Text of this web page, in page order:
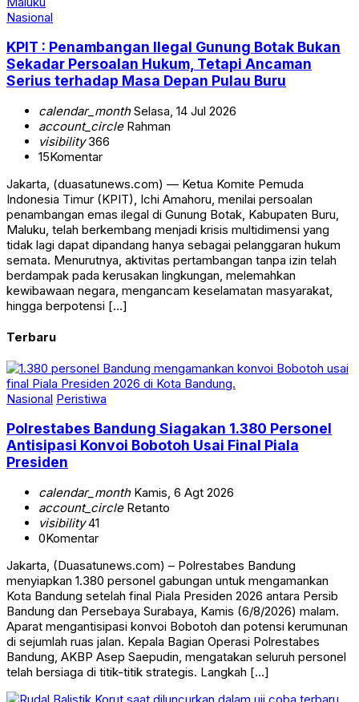
Nasional
KPIT : Penambangan Ilegal Gunung Botak Bukan
Sekadar Persoalan Hukum, Tetapi Ancaman
Serius terhadap Masa Depan Pulau Buru
calendar_monthSelasa, 14 Jul 2026
account_circleRahman
visibility366
15Komentar
Jakarta, (duasatunews.com) — Ketua Komite Pemuda
Indonesia Timur (KPIT), Ichi Amahoru, menilai persoalan
penambangan emas ilegal di Gunung Botak, Kabupaten Buru,
Maluku, telah berkembang menjadi krisis multidimensi yang
tidak lagi dapat dipandang hanya sebagai pelanggaran hukum
semata. Menurutnya, aktivitas pertambangan tanpa izin telah
berdampak pada kerusakan lingkungan, melemahkan
kewibawaan negara, mengancam keselamatan masyarakat,
hingga berpotensi […]
Terbaru
Nasional Peristiwa
Polrestabes Bandung Siagakan 1.380 Personel
Antisipasi Konvoi Bobotoh Usai Final Piala
Presiden
calendar_monthKamis, 6 Agt 2026
account_circleRetanto
visibility41
0Komentar
Jakarta, (Duasatunews.com) – Polrestabes Bandung
menyiapkan 1.380 personel gabungan untuk mengamankan
Kota Bandung setelah final Piala Presiden 2026 antara Persib
Bandung dan Persebaya Surabaya, Kamis (6/8/2026) malam.
Aparat mengantisipasi konvoi Bobotoh dan potensi kerumunan
di sejumlah ruas jalan. Kepala Bagian Operasi Polrestabes
Bandung, AKBP Asep Saepudin, mengatakan seluruh personel
telah bersiaga di titik-titik strategis. Langkah […]